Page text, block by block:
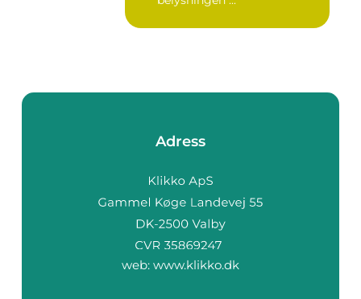
Adress
web: www.klikko.dk